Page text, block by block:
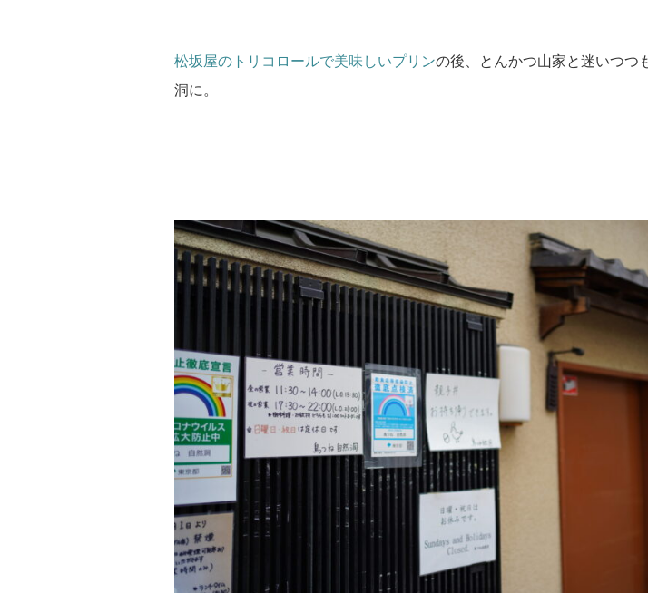
松坂屋のトリコロールで美味しいプリンの後、とんかつ山家と迷いつつ
洞に。